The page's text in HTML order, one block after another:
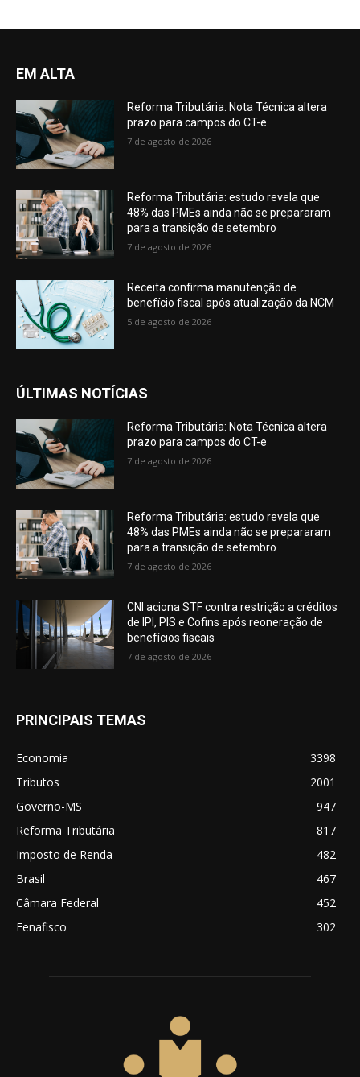
EM ALTA
Reforma Tributária: Nota Técnica altera
prazo para campos do CT-e
7 de agosto de 2026
Reforma Tributária: estudo revela que
48% das PMEs ainda não se prepararam
para a transição de setembro
7 de agosto de 2026
Receita confirma manutenção de
benefício fiscal após atualização da NCM
5 de agosto de 2026
ÚLTIMAS NOTÍCIAS
Reforma Tributária: Nota Técnica altera
prazo para campos do CT-e
7 de agosto de 2026
Reforma Tributária: estudo revela que
48% das PMEs ainda não se prepararam
para a transição de setembro
7 de agosto de 2026
CNI aciona STF contra restrição a créditos
de IPI, PIS e Cofins após reoneração de
benefícios fiscais
7 de agosto de 2026
PRINCIPAIS TEMAS
Economia
3398
Tributos
2001
Governo-MS
947
Reforma Tributária
817
Imposto de Renda
482
Brasil
467
Câmara Federal
452
Fenafisco
302